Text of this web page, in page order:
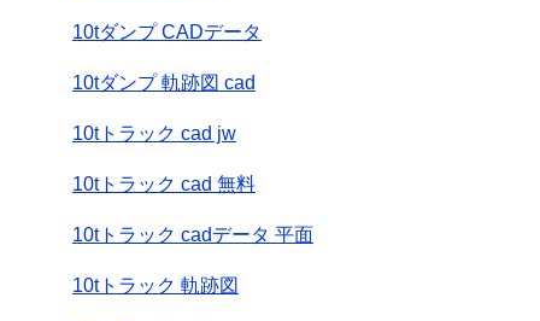
10tダンプ CADデータ
10tダンプ 軌跡図 cad
10tトラック cad jw
10tトラック cad 無料
10tトラック cadデータ 平面
10tトラック 軌跡図